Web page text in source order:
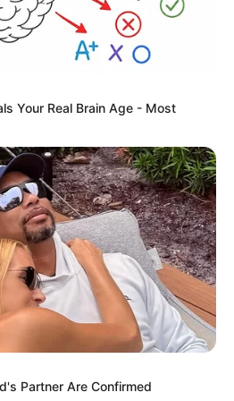
ne lui fait pas
les sent venir, les gens
été à la bonne école avec
Dans la vraie vie,
qui joue Muriel, mais
l’arrivisme.
qui veulent mettre leurs
Your Real Brain Age - Most
Partner Are Confirmed